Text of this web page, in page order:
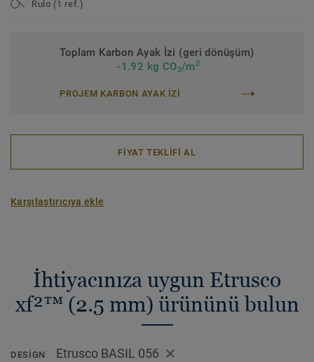
Rulo (1 ref.)
Toplam Karbon Ayak İzi (geri dönüşüm)
-1.92 kg CO2/m2
PROJEM KARBON AYAK IZI
FİYAT TEKLİFİ AL
Karşılaştırıcıya ekle
İhtiyacınıza uygun Etrusco
xf²™ (2.5 mm) ürününü bulun
DESIGN Etrusco BASIL 056